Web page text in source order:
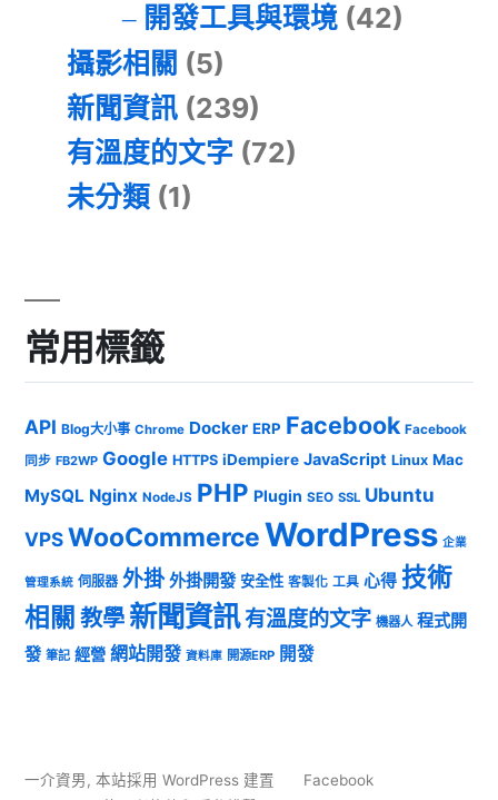
開發工具與環境(42)
攝影相關 (5)
新聞資訊 (239)
有溫度的文字 (72)
未分類 (1)
常用標籤
API Blog大小事 Chrome Docker ERP Facebook Facebook
同步 FB2WP Google HTTPS iDempiere JavaScript Linux Mac
MySQL Nginx NodeJS PHP Plugin SEO SSL Ubuntu
VPSWooCommerceWordPress 企業
管理系統 伺服器 外掛 外掛開發 安全性 客製化 工具 心得 技術
相關 教學 新聞資訊有溫度的文字 機器人 程式開
發 筆記 經營 網站開發 資料庫 開源ERP 開發
一介資男, 本站採用 WordPress 建置
Facebook